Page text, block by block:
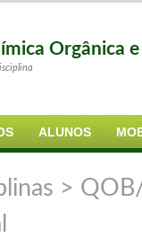
Orgânica
ALUNOS
>